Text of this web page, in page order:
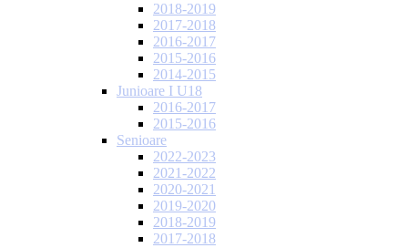
2018-2019
2017-2018
2016-2017
2015-2016
2014-2015
Junioare I U18
2016-2017
2015-2016
Senioare
2022-2023
2021-2022
2020-2021
2019-2020
2018-2019
2017-2018